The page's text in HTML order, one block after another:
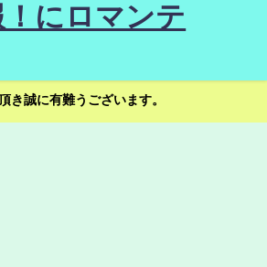
にロマンテ
き誠に有難うございます。